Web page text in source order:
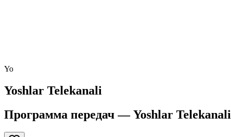
Yo
Yoshlar Telekanali
Программа передач —Yoshlar Telekanali